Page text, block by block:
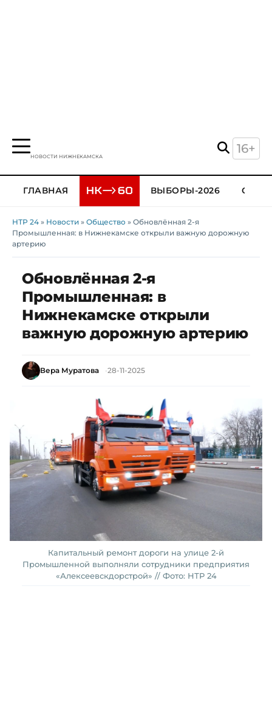
НОВОСТИ НИЖНЕКАМСКА
16+
ГЛАВНАЯ ВЫБОРЫ-2026
НТР 24 » Новости » Общество » Обновлённая 2-я
Промышленная: в Нижнекамске открыли важную дорожную
артерию
Обновлённая 2-я
Промышленная: в
Нижнекамске открыли
важную дорожную артерию
Вера Муратова 28-11-2025
Капитальный ремонт дороги на улице 2-й
Промышленной выполняли сотрудники предприятия
«Алексеевскдорстрой» // Фото: НТР 24